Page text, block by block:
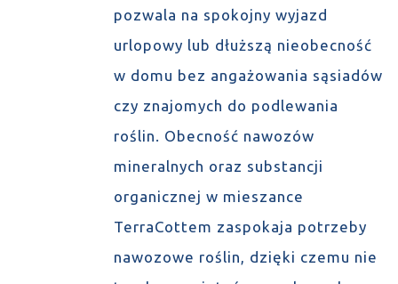
pozwala na spokojny wyjazd
urlopowy lub dłuższą nieobecność
w domu bez angażowania sąsiadów
czy znajomych do podlewania
roślin. Obecność nawozów
mineralnych oraz substancji
organicznej w mieszance
TerraCottem zaspokaja potrzeby
nawozowe roślin, dzięki czemu nie